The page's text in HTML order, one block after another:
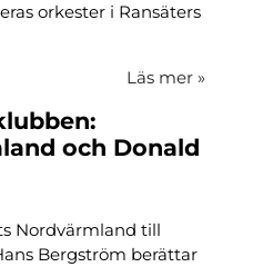
orkester i Ransäters
Läs mer »
och Donald
Nordvärmland till
Bergström berättar